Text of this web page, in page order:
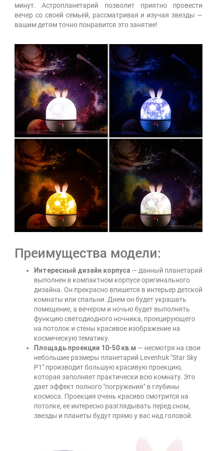
минут. Астропланетарий позволит приятно провести
вечер со своей семьей, рассматривая и изучая звезды —
вашим детям точно понравится это занятие!
Преимущества модели:
Интересный дизайн корпуса — данный планетарий
выполнен в компактном корпусе оригинального
дизайна. Он прекрасно впишется в интерьер детской
комнаты или спальни. Днем он будет украшать
помещение, а вечером и ночью будет выполнять
функцию светодиодного ночника, проецирующего
на потолок и стены красивое изображение на
космическую тематику.
Площадь проекции 10-50 кв.м — несмотря на свои
небольшие размеры планетарий Levenhuk "Star Sky
P1" производит большую красивую проекцию,
которая заполняет практически всю комнату. Это
дает эффект полного "погружения" в глубины
космоса. Проекция очень красиво смотрится на
потолке, ее интересно разглядывать перед сном,
звезды и планеты будут прямо у вас над головой.